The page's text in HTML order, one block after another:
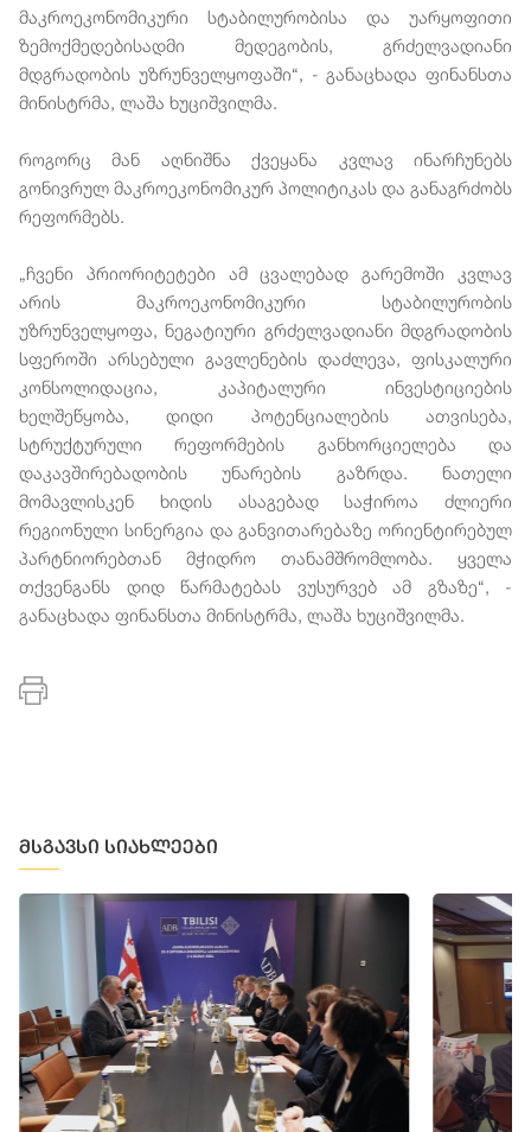
მაკროეკონომიკური სტაბილურობისა და უარყოფითი
ზემოქმედებისადმი მედეგობის, გრძელვადიანი
მდგრადობის უზრუნველყოფაში“, - განაცხადა ფინანსთა
მინისტრმა, ლაშა ხუციშვილმა.
როგორც მან აღნიშნა ქვეყანა კვლავ ინარჩუნებს
გონივრულ მაკროეკონომიკურ პოლიტიკას და განაგრძობს
რეფორმებს.
„ჩვენი პრიორიტეტები ამ ცვალებად გარემოში კვლავ
არის მაკროეკონომიკური სტაბილურობის
უზრუნველყოფა, ნეგატიური გრძელვადიანი მდგრადობის
სფეროში არსებული გავლენების დაძლევა, ფისკალური
კონსოლიდაცია, კაპიტალური ინვესტიციების
ხელშეწყობა, დიდი პოტენციალების ათვისება,
სტრუქტურული რეფორმების განხორციელება და
დაკავშირებადობის უნარების გაზრდა. ნათელი
მომავლისკენ ხიდის ასაგებად საჭიროა ძლიერი
რეგიონული სინერგია და განვითარებაზე ორიენტირებულ
პარტნიორებთან მჭიდრო თანამშრომლობა. ყველა
თქვენგანს დიდ წარმატებას ვუსურვებ ამ გზაზე“, -
განაცხადა ფინანსთა მინისტრმა, ლაშა ხუციშვილმა.
მსგავსი სიახლეები